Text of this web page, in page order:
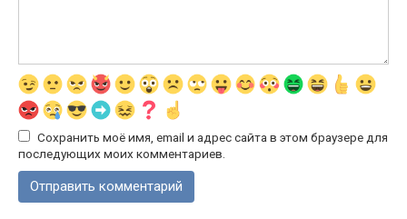
Сохранить моё имя, email и адрес сайта в этом браузере для
последующих моих комментариев.